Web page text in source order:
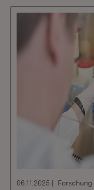
06.11.2025 Forschung